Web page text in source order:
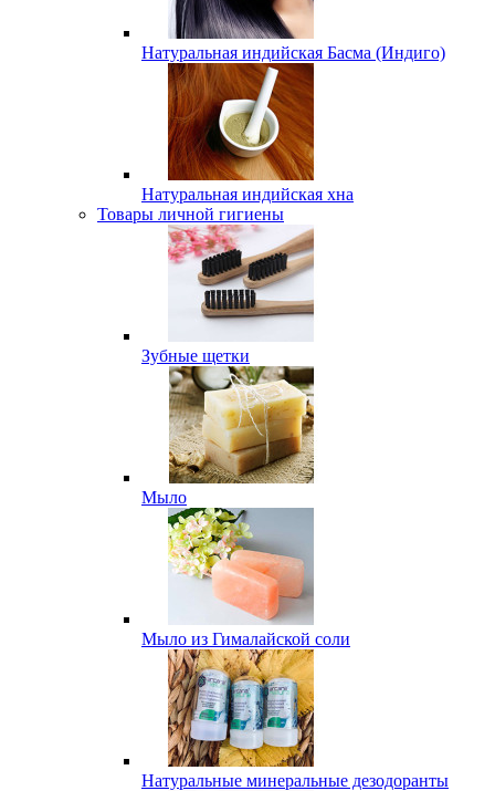
Натуральная индийская Басма (Индиго)
Натуральная индийская хна
Товары личной гигиены
Зубные щетки
Мыло
Мыло из Гималайской соли
Натуральные минеральные дезодоранты